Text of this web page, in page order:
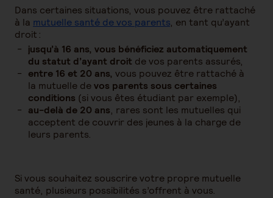
Dans certaines situations, vous pouvez être rattaché
à la mutuelle santé de vos parents, en tant qu’ayant
droit :
jusqu’à 16 ans, vous bénéficiez automatiquement
du statut d’ayant droit de vos parents assurés,
entre 16 et 20 ans, vous pouvez être rattaché à
la mutuelle devos parents sous certaines
conditions (si vous êtes étudiant par exemple),
au-delà de 20 ans, rares sont les mutuelles qui
acceptent de couvrir des jeunes à la charge de
leurs parents.
Si vous souhaitez souscrire votre propre mutuelle
santé, plusieurs possibilités s’offrent à vous.